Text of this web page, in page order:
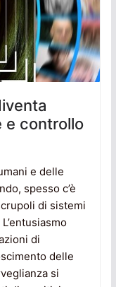
e controllo
e delle
spesso c’è
di sistemi
di
delle
si